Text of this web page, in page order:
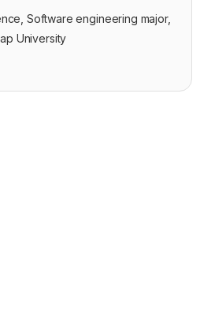
Software engineering major,
University